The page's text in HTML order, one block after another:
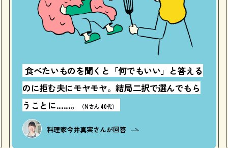
食べたいものを聞くと「何でもいい」と答える
のに拒む夫にモヤモヤ。結局二択で選んでもら
うことに......。
（Nさん 40代）
料理家今井真実さんが回答